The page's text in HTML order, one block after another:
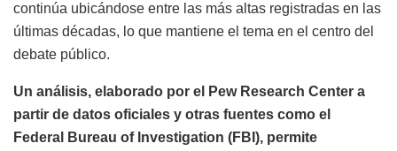
continúa ubicándose entre las más altas registradas en las
últimas décadas, lo que mantiene el tema en el centro del
debate público.
Un análisis, elaborado por el Pew Research Center a
partir de datos oficiales y otras fuentes como el
Federal Bureau of Investigation (FBI), permite